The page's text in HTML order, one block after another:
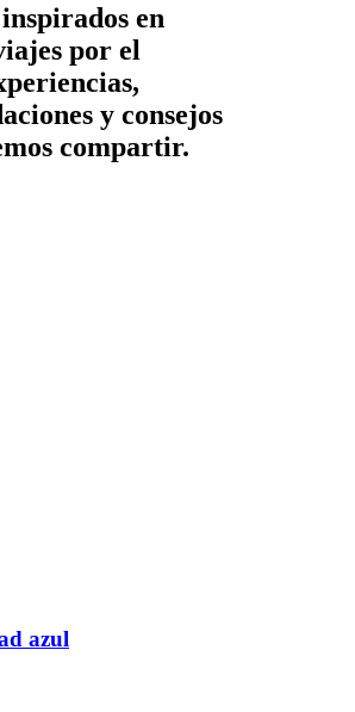
en
por el
y consejos
compartir.
azul